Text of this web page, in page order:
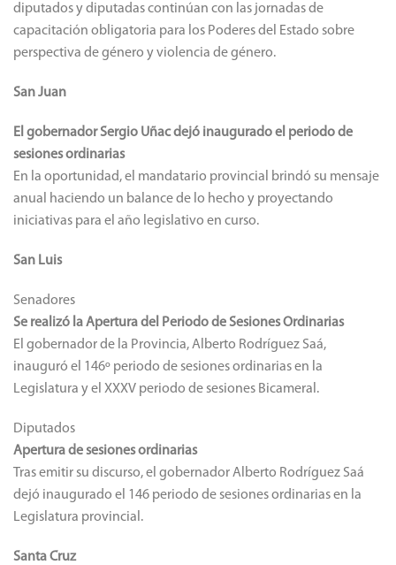
diputados y diputadas continúan con las jornadas de
capacitación obligatoria para los Poderes del Estado sobre
perspectiva de género y violencia de género.
San Juan
El gobernador Sergio Uñac dejó inaugurado el periodo de
sesiones ordinarias
En la oportunidad, el mandatario provincial brindó su mensaje
anual haciendo un balance de lo hecho y proyectando
iniciativas para el año legislativo en curso.
San Luis
Senadores
Se realizó la Apertura del Periodo de Sesiones Ordinarias
El gobernador de la Provincia, Alberto Rodríguez Saá,
inauguró el 146º periodo de sesiones ordinarias en la
Legislatura y el XXXV periodo de sesiones Bicameral.
Diputados
Apertura de sesiones ordinarias
Tras emitir su discurso, el gobernador Alberto Rodríguez Saá
dejó inaugurado el 146 periodo de sesiones ordinarias en la
Legislatura provincial.
Santa Cruz